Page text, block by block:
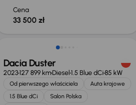
Cena
33 500 zł
Możliwość odliczenia VAT
Dacia Duster
2023127 899 kmDiesel1.5 Blue dCi85 kW
Od pierwszego właściciela
Auta krajowe
1.5 Blue dCi
Salon Polska